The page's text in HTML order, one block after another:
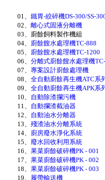
01、 鐵胃-絞碎機DS-300/SS-
02、 離心式固液分離機
03、廚餘飼料製作機組
04、 廚餘餿水處理機TC-888
05、 廚餘餿水處理機TC-1200
06、 分離式廚餘餿水處理機
07、 專案設計廚餘處理機
08、 全自動廚餘再生機ATC系
09、 全自動廚餘再生機APK系
10、 自動除渣攔污機
11、 自動攔渣截油器
12、 自動油水分離器
13、 殘渣油水分離系統
14、 廚房廢水淨化系統
15、 廢水回收利用系統
16、 果菜廚餘破碎機PK - 001
17、 果菜廚餘破碎機PK - 002
18、 果菜廚餘破碎機PK - 003
19、 履帶輸送機